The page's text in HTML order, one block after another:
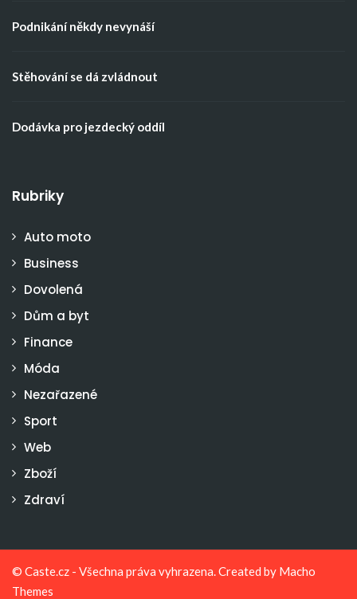
Podnikání někdy nevynáší
Stěhování se dá zvládnout
Dodávka pro jezdecký oddíl
Rubriky
Auto moto
Business
Dovolená
Dům a byt
Finance
Móda
Nezařazené
Sport
Web
Zboží
Zdraví
© Caste.cz - Všechna práva vyhrazena. Created by Macho
Themes